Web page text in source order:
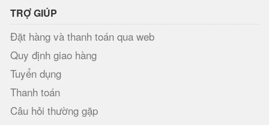
TRỢ GIÚP
Đặt hàng và thanh toán qua web
Quy định giao hàng
Tuyển dụng
Thanh toán
Câu hỏi thường gặp